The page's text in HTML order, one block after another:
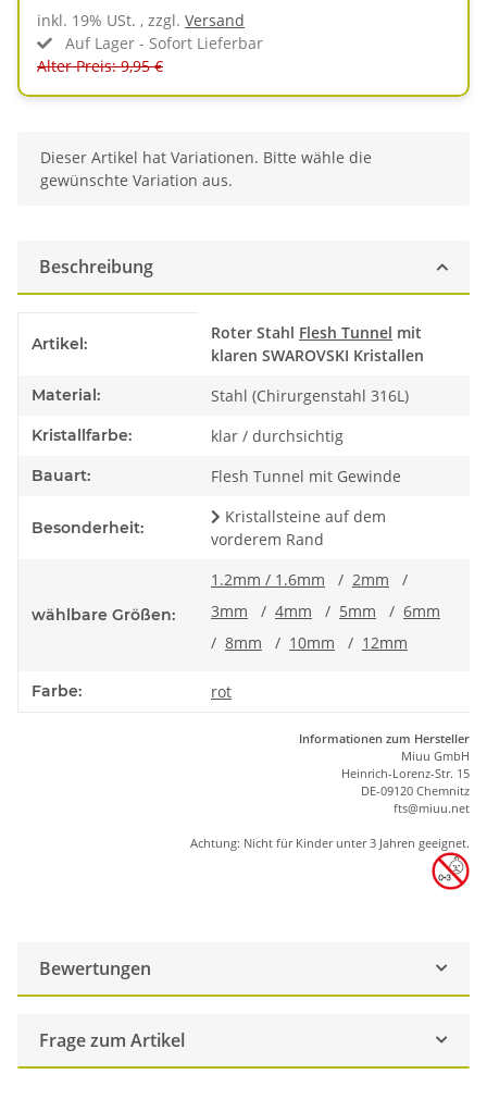
inkl. 19% USt. , zzgl. Versand
Auf Lager - Sofort Lieferbar
Alter Preis: 9,95 €
x
Dieser Artikel hat Variationen. Bitte wähle die
gewünschte Variation aus.
Beschreibung
Artikel:
Roter Stahl Flesh Tunnel mit
klaren SWAROVSKI Kristallen
Material: Stahl (Chirurgenstahl 316L)
Kristallfarbe: klar / durchsichtig
Bauart: Flesh Tunnel mit Gewinde
Besonderheit:
Kristallsteine auf dem
vorderem Rand
wählbare Größen:
1.2mm / 1.6mm / 2mm
/
3mm
/ 4mm / 5mm / 6mm
/ 8mm / 10mm / 12mm
Farbe: rot
Informationen zum Hersteller
Miuu GmbH
Heinrich-Lorenz-Str. 15
DE-09120 Chemnitz
fts@miuu.net
Achtung: Nicht für Kinder unter 3 Jahren geeignet.
Bewertungen
Frage zum Artikel